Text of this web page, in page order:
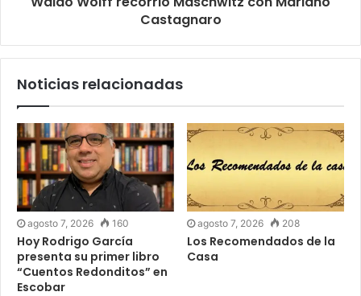
Castagnaro
Noticias relacionadas
agosto 7, 2026 160
Hoy Rodrigo García
presenta su primer libro
“Cuentos Redonditos” en
Escobar
agosto 7, 2026 208
Los Recomendados de la
Casa